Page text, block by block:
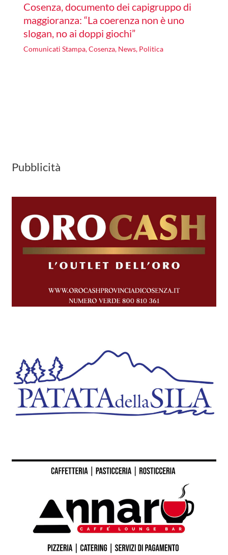
Cosenza, documento dei capigruppo di
maggioranza: “La coerenza non è uno
slogan, no ai doppi giochi”
Comunicati Stampa,Cosenza, News, Politica
Pubblicità